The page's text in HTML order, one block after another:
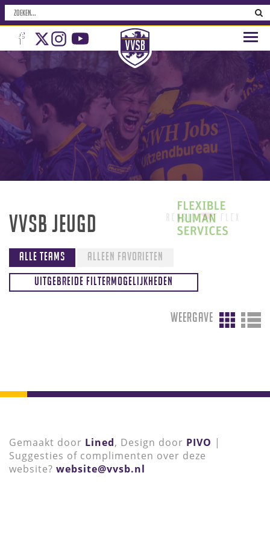
VVSB Jeugd
Alle teams
Alleen favorieten
Uitgebreide filtermogelijkheden
Weergave
Gemaakt door Lined, Design door PIVO |
Suggesties of complimenten over deze
website? website@vvsb.nl